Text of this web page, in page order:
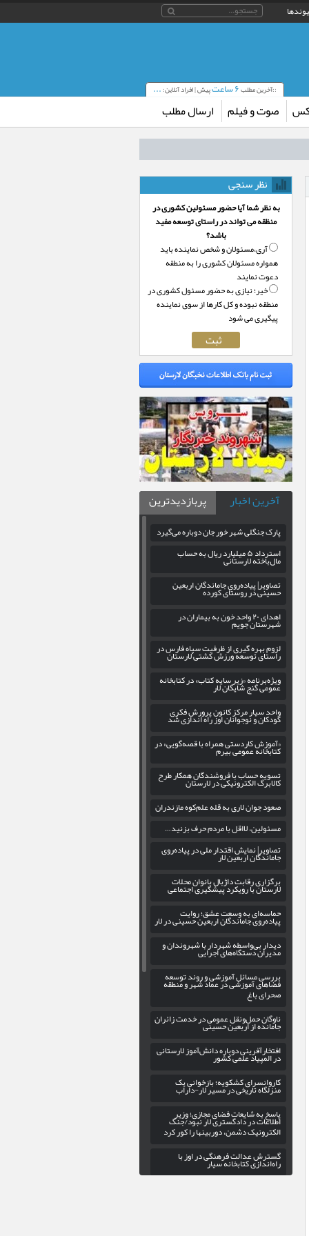
::آخرین مطلب۶ ساعت پیش | افراد آنلاین:...
صوت و فیلم ارسال مطلب
نظر سنجی
به نظر شما آیا حضور مسئولین کشوری در
منظقه می تواند در راستای توسعه مفید
باشد؟
آری،‌مسئولان و شخص نماینده باید
همواره مسئولان کشوری را به منطقه
دعوت نمایند
خیر؛‌ نیازی به حضور مسئول کشوری در
منطقه نبوده و کل کارها از سوی نماینده
پیگیری می شود
آخرین اخبار پربازدیدترین
پارک جنگلی شهر خور جان دوباره می‌گیرد
استرداد ۵ میلیارد ریال به حسابمال‌باخته لارستانی
تصاویر| پیاده‌روی جاماندگان اربعین
حسینی در روستای کورده
اهدای ۲۰ واحد خون به بیماران درشهرستان جویم
لزوم بهره‌ گیری از ظرفیت سپاه فارس در
راستای توسعه ورزش کشتی لارستان
ویژه‌برنامه «زیر سایه کتاب» در کتابخانه
عمومی گنج شایگان لار
واحد سیار مرکز کانون پرورش فکری
کودکان و نوجوانان اوز راه اندازی شد
«آموزش کاردستی همراه با قصه‌گویی» در
کتابخانه عمومی بیرم
تسویه حساب با فروشندگان همکار طرح
کالابرگ الکترونیکی در لارستان
صعود جوان لاری به قله علم‌کوه مازندران
مسئولین، لااقل با مردم حرف بزنید…
تصاویر| نمایش اقتدار ملی در پیاده‌روی
جاماندگان اربعین لار
برگزاری رقابت داژبال بانوان محلات
لارستان با رویکرد پیشگیری اجتماعی
حماسه‌ای به وسعت عشق؛ روایت
پیاده‌روی جاماندگان اربعین حسینی در لار
دیدار بی‌واسطه شهردار با شهروندان و
مدیران دستگاه‌های اجرایی
بررسی مسائل آموزشی و روند توسعه
فضاهای آموزشی در عماد شهر و منطقه
صحرای باغ
ناوگان حمل‌ونقل عمومی در خدمت زائران
جامانده از اربعین حسینی
افتخارآفرینی دوباره دانش‌آموز لارستانی
در المپیاد علمی کشور
کاروانسرای کشکویه؛ بازخوانی یک
منزلگاه تاریخی در مسیر لار-داراب
پاسخ به شایعات فضای مجازی؛ وزیر
اطلاعات در دادگستری لار نبود/جنگ
الکترونیک دشمن، دوربینها را کور کرد
گسترش عدالت فرهنگی در اوز با
راه‌اندازی کتابخانه سیار